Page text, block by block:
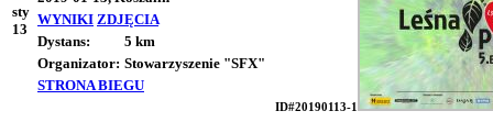
sty
13
WYNIKI ZDJĘCIA
Dystans:
5 km
Organizator: Stowarzyszenie "SFX"
STRONA BIEGU
ID#20190113-1